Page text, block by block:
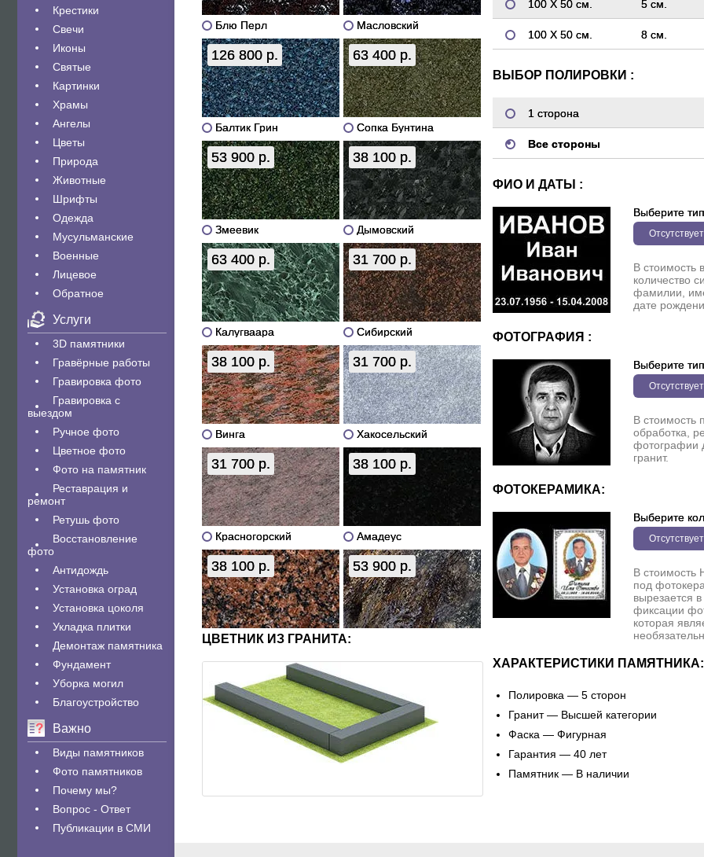
Крестики
Свечи
Иконы
Святые
Картинки
Храмы
Ангелы
Цветы
Природа
Животные
Шрифты
Одежда
Мусульманские
Военные
Лицевое
Обратное
Услуги
3D памятники
Гравëрные работы
Гравировка фото
Гравировка с
выездом
Ручное фото
Цветное фото
Фото на памятник
Реставрация и
ремонт
Ретушь фото
Восстановление
фото
Антидождь
Установка оград
Установка цоколя
Укладка плитки
Демонтаж памятника
Фундамент
Уборка могил
Благоустройство
Важно
Виды памятников
Фото памятников
Почему мы?
Вопрос - Ответ
Публикации в СМИ
Блю Перл
126 800 р.
Масловский
63 400 р.
Балтик Грин
53 900 р.
Сопка Бунтина
38 100 р.
Змеевик
63 400 р.
Дымовский
31 700 р.
Калугваара
38 100 р.
Сибирский
31 700 р.
Винга
31 700 р.
Хакосельский
38 100 р.
Красногорский
38 100 р.
Амадеус
53 900 р.
ЦВЕТНИК ИЗ ГРАНИТА:
100 Х 50 см. 5 см.
100 Х 50 см. 8 см.
ВЫБОР ПОЛИРОВКИ :
1 сторона
Все стороны
ФИО И ДАТЫ :
Выберите тип
Отсутствует
В стоимость
количество
фамилии,
дате
ФОТОГРАФИЯ :
Выберите тип
Отсутствует
В стоимость
обработка,
фотографии
гранит.
ФОТОКЕРАМИКА:
Выберите
Отсутствует
В стоимость
под
вырезается
фиксации
которая
ХАРАКТЕРИСТИКИ ПАМЯТНИКА:
Полировка — 5 сторон
Гранит — Высшей категории
Фаска — Фигурная
Гарантия — 40 лет
Памятник — В наличии